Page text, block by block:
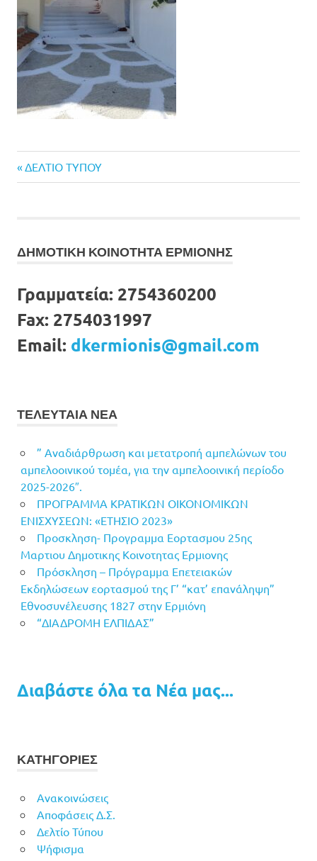
Πλοήγηση
Previous
Post:
ΔΕΛΤΙΟ ΤΥΠΟΥ
ΔΗΜΟΤΙΚΗ ΚΟΙΝΟΤΗΤΑ ΕΡΜΙΟΝΗΣ
Γραμματεία: 2754360200
Fax: 2754031997
Email: dkermionis@gmail.com
ΤΕΛΕΥΤΑΙΑ ΝΕΑ
” Αναδιάρθρωση και μετατροπή αμπελώνων του
αμπελοοινικού τομέα, για την αμπελοοινική περίοδο
2025-2026″.
ΠΡΟΓΡΑΜΜΑ ΚΡΑΤΙΚΩΝ ΟΙΚΟΝΟΜΙΚΩΝ
ΕΝΙΣΧΥΣΕΩΝ: «ΕΤΗΣΙΟ 2023»
Προσκληση- Προγραμμα Εορτασμου 25ης
Μαρτιου Δημοτικης Κοινοτητας Ερμιονης
Πρόσκληση – Πρόγραμμα Επετειακών
Εκδηλώσεων εορτασμού της Γ’ “κατ’ επανάληψη”
Εθνοσυνέλευσης 1827 στην Ερμιόνη
“ΔΙΑΔΡΟΜΗ ΕΛΠΙΔΑΣ”
Διαβάστε όλα τα Νέα μας...
ΚΑΤΗΓΟΡΙΕΣ
Ανακοινώσεις
Αποφάσεις Δ.Σ.
Δελτίο Τύπου
Ψήφισμα